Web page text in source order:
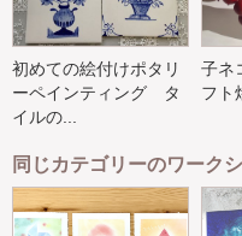
初めての絵付けポタリ
ーペインティング タ
イルの...
子ネ
フト
同じカテゴリーのワーク